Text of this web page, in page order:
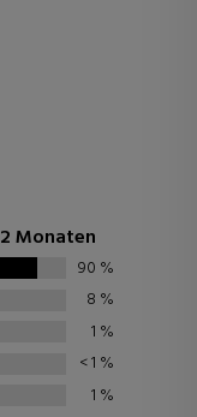
Monaten
90 %
8 %
1 %
< 1 %
1 %